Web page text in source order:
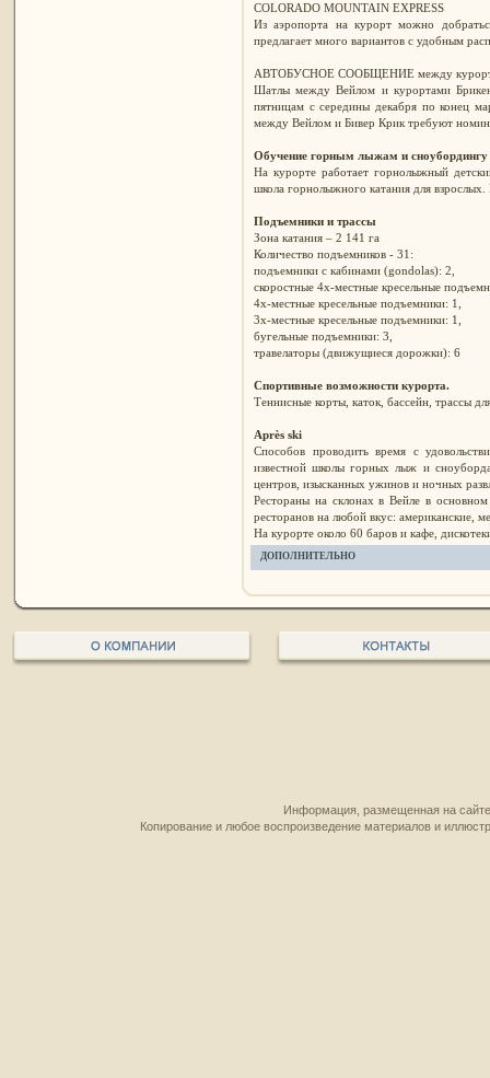
COLORADO MOUNTAIN EXPRESS
Из аэропорта на курорт можно
предлагает много вариантов с удобным
АВТОБУСНОЕ СООБЩЕНИЕ между
Шатлы между Вейлом и курортами
пятницам с середины декабря по конец
между Вейлом и Бивер Крик требуют
Обучение горным лыжам и сноубордингу
На курорте работает горнолыжный
школа горнолыжного катания для
Подъемники и трассы
Зона катания – 2 141 га
Количество подъемников - 31:
подъемники с кабинами (gondolas): 2,
скоростные 4х-местные кресельные
4х-местные кресельные подъемники: 1,
3х-местные кресельные подъемники: 1,
бугельные подъемники: 3,
травелаторы (движущиеся дорожки): 6
Спортивные возможности курорта.
Теннисные корты, каток, бассейн, трассы
Après ski
Способов проводить время с
известной школы горных лыж и
центров, изысканных ужинов и ночных
Рестораны на склонах в Вейле в
ресторанов на любой вкус: американские,
На курорте около 60 баров и кафе,
ДОПОЛНИТЕЛЬНО
Информация, размещенная на
Копирование и любое воспроизведение материалов и